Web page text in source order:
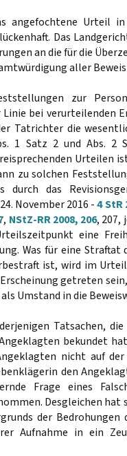
angefochtene Urteil
Das
an die für die
aller
zur
bei verurteilenden
Tatrichter die
1 Satz 2 und Abs. 2
Urteilen
zu solchen
durch das
November 2016 -4 StR
, NStZ-RR 2008, 206, 207,
eine
Was für eine Straftat
ist, wird im
getreten
Umstand in die
Tatsachen,
bekundet
nicht auf der
den
Frage eines
Desgleichen hat
der Bedrohungen
Aufnahme in ein